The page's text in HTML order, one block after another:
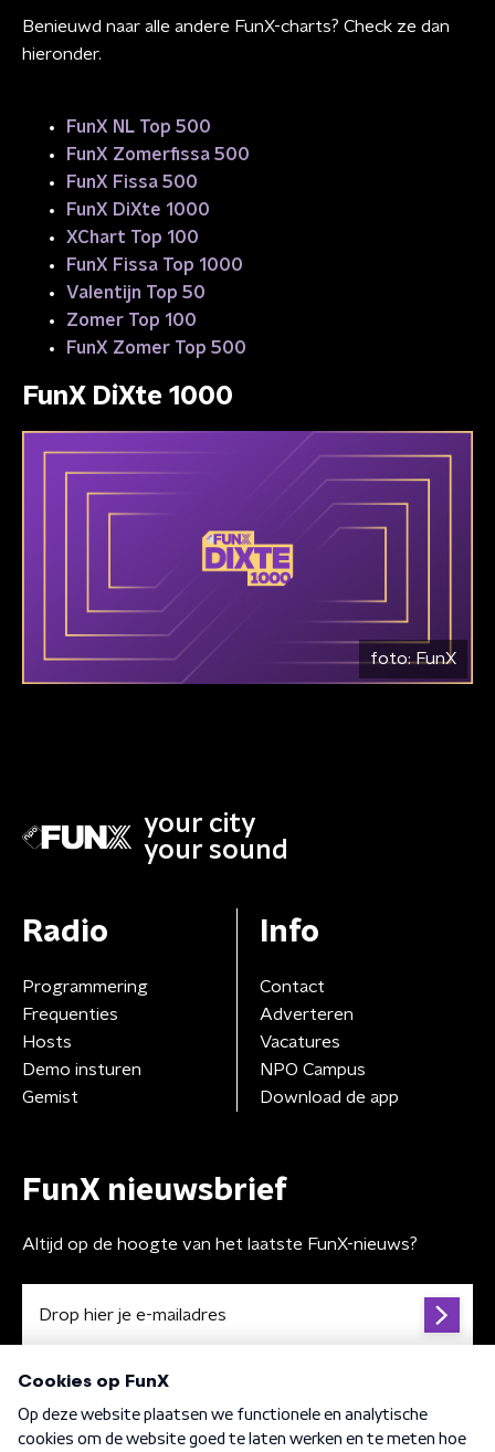
Benieuwd naar alle andere FunX-charts? Check ze dan
hieronder.
FunX NL Top 500
FunX Zomerfissa 500
FunX Fissa 500
FunX DiXte 1000
XChart Top 100
FunX Fissa Top 1000
Valentijn Top 50
Zomer Top 100
FunX Zomer Top 500
FunX DiXte 1000
foto:FunX
your city
your sound
Radio
Programmering
Frequenties
Hosts
Demo insturen
Gemist
Info
Contact
Adverteren
Vacatures
NPO Campus
Download de app
FunX nieuwsbrief
Altijd op de hoogte van het laatste FunX-nieuws?